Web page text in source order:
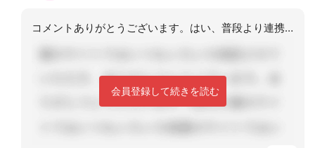
コメントありがとうございます。はい、普段より連携が取れていない証拠です。ご指導い
会員登録して続きを読む